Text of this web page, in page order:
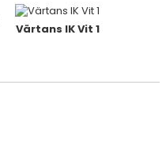
Värtans IK Vit 1